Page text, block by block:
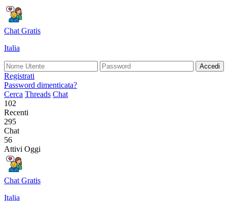
Chat Gratis
Italia
Accedi
Registrati
Password dimenticata?
Cerca Threads Chat
102
Recenti
295
Chat
56
Attivi Oggi
Chat Gratis
Italia